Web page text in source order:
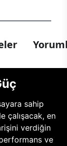
sahip
çalışacak, en
verdiğin
ve